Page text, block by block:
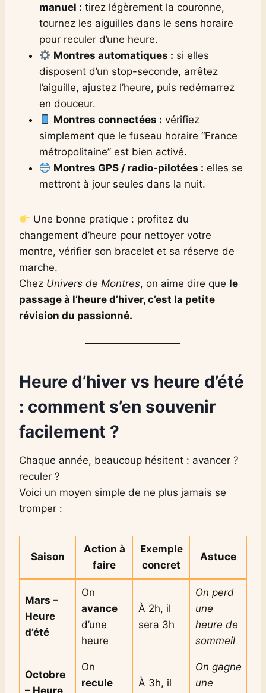
manuel : tirez légèrement la couronne,
tournez les aiguilles dans le sens horaire
pour reculer d’une heure.
Montres automatiques : si elles
disposent d’un stop-seconde, arrêtez
l’aiguille, ajustez l’heure, puis redémarrez
en douceur.
Montres connectées : vérifiez
simplement que le fuseau horaire “France
métropolitaine” est bien activé.
Montres GPS / radio-pilotées : elles se
mettront à jour seules dans la nuit.
Une bonne pratique : profitez du
changement d’heure pour nettoyer votre
montre, vérifier son bracelet et sa réserve de
marche.
Chez Univers de Montres, on aime dire que le
passage à l’heure d’hiver, c’est la petite
révision du passionné.
Heure d’hiver vs heure d’été
: comment s’en souvenir
facilement ?
Chaque année, beaucoup hésitent : avancer ?
reculer ?
Voici un moyen simple de ne plus jamais se
tromper :
Saison
Action à
faire
Exemple
concret
Astuce
Mars –
Heure
d’été
On
avance
d’une
heure
À 2h, il
sera 3h
On perd
une
heure de
sommeil
Octobre
– Heure
On
recule
À 3h, il
On gagne
une